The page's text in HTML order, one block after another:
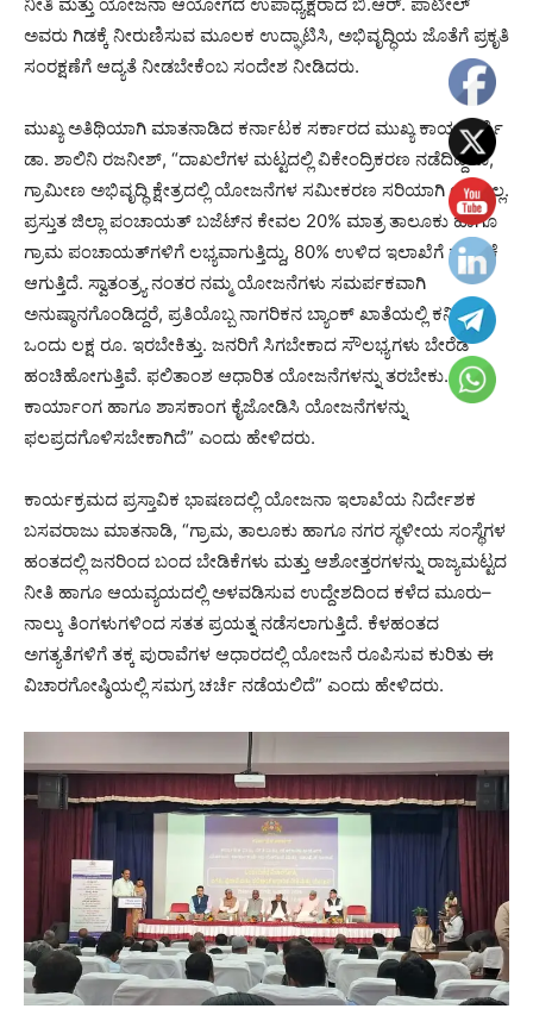
ಅವರು ಗಿಡಕ್ಕೆ ನೀರುಣಿಸುವ ಮೂಲಕ ಉದ್ಘಾಟಿಸಿ, ಅಭಿವೃದ್ಧಿಯ ಜೊತೆಗೆ ಪ್ರಕೃತಿ
ಸಂರಕ್ಷಣೆಗೆ ಆದ್ಯತೆ ನೀಡಬೇಕೆಂಬ ಸಂದೇಶ ನೀಡಿದರು.
ಮುಖ್ಯ ಅತಿಥಿಯಾಗಿ ಮಾತನಾಡಿದ ಕರ್ನಾಟಕ ಸರ್ಕಾರದ ಮುಖ್ಯ ಕಾರ್ಯದರ್ಶಿ
ಡಾ. ಶಾಲಿನಿ ರಜನೀಶ್, “ದಾಖಲೆಗಳ ಮಟ್ಟದಲ್ಲಿ ವಿಕೇಂದ್ರಿಕರಣ ನಡೆದಿದ್ದರೂ,
ಗ್ರಾಮೀಣ ಅಭಿವೃದ್ಧಿ ಕ್ಷೇತ್ರದಲ್ಲಿ ಯೋಜನೆಗಳ ಸಮೀಕರಣ ಸರಿಯಾಗಿ ಆಗುತ್ತಿಲ್ಲ.
ಪ್ರಸ್ತುತ ಜಿಲ್ಲಾ ಪಂಚಾಯತ್ ಬಜೆಟ್‌ನ ಕೇವಲ 20% ಮಾತ್ರ ತಾಲೂಕು ಹಾಗೂ
ಗ್ರಾಮ ಪಂಚಾಯತ್‌ಗಳಿಗೆ ಲಭ್ಯವಾಗುತ್ತಿದ್ದು, 80% ಉಳಿದ ಇಲಾಖೆಗೆ ಹಂಚಿಕೆ
ಆಗುತ್ತಿದೆ. ಸ್ವಾತಂತ್ರ್ಯ ನಂತರ ನಮ್ಮ ಯೋಜನೆಗಳು ಸಮರ್ಪಕವಾಗಿ
ಅನುಷ್ಠಾನಗೊಂಡಿದ್ದರೆ, ಪ್ರತಿಯೊಬ್ಬ ನಾಗರಿಕನ ಬ್ಯಾಂಕ್ ಖಾತೆಯಲ್ಲಿ ಕನಿಷ್ಠ
ಒಂದು ಲಕ್ಷ ರೂ. ಇರಬೇಕಿತ್ತು. ಜನರಿಗೆ ಸಿಗಬೇಕಾದ ಸೌಲಭ್ಯಗಳು ಬೇರೆಡೆ
ಹಂಚಿಹೋಗುತ್ತಿವೆ. ಫಲಿತಾಂಶ ಆಧಾರಿತ ಯೋಜನೆಗಳನ್ನು ತರಬೇಕು.
ಕಾರ್ಯಾಂಗ ಹಾಗೂ ಶಾಸಕಾಂಗ ಕೈಜೋಡಿಸಿ ಯೋಜನೆಗಳನ್ನು
ಫಲಪ್ರದಗೊಳಿಸಬೇಕಾಗಿದೆ” ಎಂದು ಹೇಳಿದರು.
ಕಾರ್ಯಕ್ರಮದ ಪ್ರಸ್ತಾವಿಕ ಭಾಷಣದಲ್ಲಿ ಯೋಜನಾ ಇಲಾಖೆಯ ನಿರ್ದೇಶಕ
ಬಸವರಾಜು ಮಾತನಾಡಿ, “ಗ್ರಾಮ, ತಾಲೂಕು ಹಾಗೂ ನಗರ ಸ್ಥಳೀಯ ಸಂಸ್ಥೆಗಳ
ಹಂತದಲ್ಲಿ ಜನರಿಂದ ಬಂದ ಬೇಡಿಕೆಗಳು ಮತ್ತು ಆಶೋತ್ತರಗಳನ್ನು ರಾಜ್ಯಮಟ್ಟದ
ನೀತಿ ಹಾಗೂ ಆಯವ್ಯಯದಲ್ಲಿ ಅಳವಡಿಸುವ ಉದ್ದೇಶದಿಂದ ಕಳೆದ ಮೂರು–
ನಾಲ್ಕು ತಿಂಗಳುಗಳಿಂದ ಸತತ ಪ್ರಯತ್ನ ನಡೆಸಲಾಗುತ್ತಿದೆ. ಕೆಳಹಂತದ
ಅಗತ್ಯತೆಗಳಿಗೆ ತಕ್ಕ ಪುರಾವೆಗಳ ಆಧಾರದಲ್ಲಿ ಯೋಜನೆ ರೂಪಿಸುವ ಕುರಿತು ಈ
ವಿಚಾರಗೋಷ್ಠಿಯಲ್ಲಿ ಸಮಗ್ರ ಚರ್ಚೆ ನಡೆಯಲಿದೆ” ಎಂದು ಹೇಳಿದರು.